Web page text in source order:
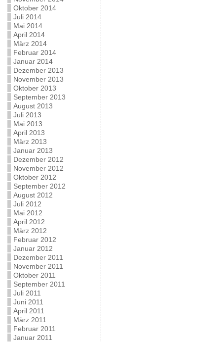
Oktober 2014
Juli 2014
Mai 2014
April 2014
März 2014
Februar 2014
Januar 2014
Dezember 2013
November 2013
Oktober 2013
September 2013
August 2013
Juli 2013
Mai 2013
April 2013
März 2013
Januar 2013
Dezember 2012
November 2012
Oktober 2012
September 2012
August 2012
Juli 2012
Mai 2012
April 2012
März 2012
Februar 2012
Januar 2012
Dezember 2011
November 2011
Oktober 2011
September 2011
Juli 2011
Juni 2011
April 2011
März 2011
Februar 2011
Januar 2011